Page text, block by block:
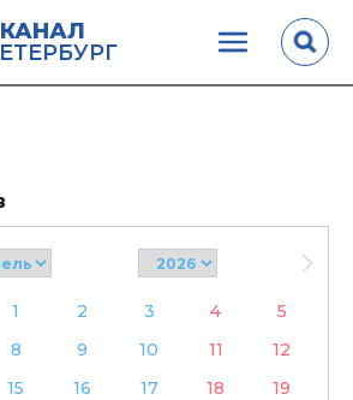
1 2 3 4
5
8 9 10 11
12
15 16 17 18
19